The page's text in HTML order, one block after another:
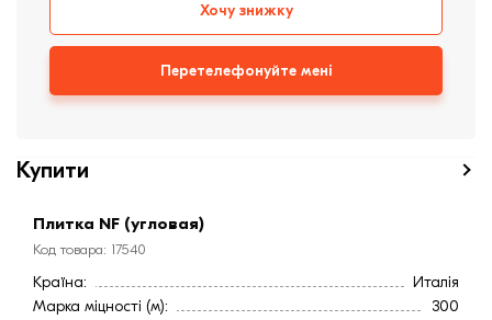
Хочу знижку
Перетелефонуйте мені
Купити
Плитка NF (угловая)
Код товара: 17540
Країна:
Италія
Марка міцності (м):
300